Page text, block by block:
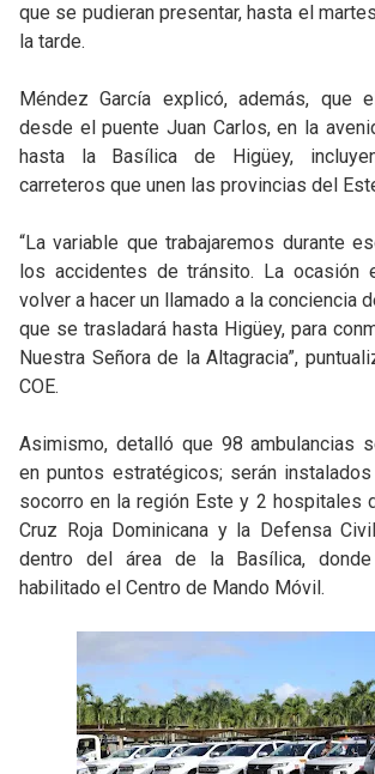
que se pudieran presentar, hasta el
la tarde.
Méndez García explicó, además, que
desde el puente Juan Carlos, en la
hasta la Basílica de Higüey,
carreteros que unen las provincias del
“La variable que trabajaremos durante
los accidentes de tránsito. La ocasión
volver a hacer un llamado a la conciencia
que se trasladará hasta Higüey, para
Nuestra Señora de la Altagracia”,
COE.
Asimismo, detalló que 98 ambulancias
en puntos estratégicos; serán
socorro en la región Este y 2 hospitales
Cruz Roja Dominicana y la Defensa
dentro del área de la Basílica,
habilitado el Centro de Mando Móvil.